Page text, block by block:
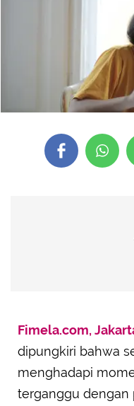
Fimela.com,
dipungkiri bahwa
menghadapi
terganggu dengan